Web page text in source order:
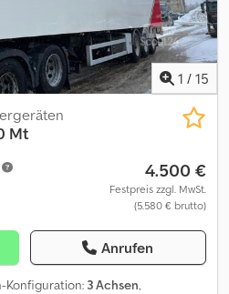
ZEPRO ZHD 2000-155
Thermoking
1 / 15
Mt
4.500 €
Festpreis zzgl. MwSt.
(5.580 € brutto)
Anrufen
Konfiguration: 3 Achsen,